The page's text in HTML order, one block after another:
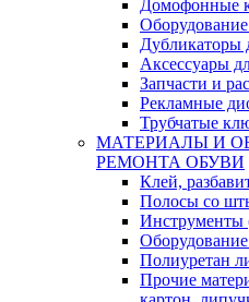
Домофонные
Дубликаторы
Аксессуары
Запчасти и
Рекламные
Трубчатые
МАТЕРИАЛЫ И
РЕМОНТА ОБУВИ
Клей,
Полосы со
Инструменты
Полиуретан
Прочие